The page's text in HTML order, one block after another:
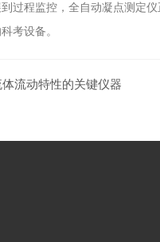
过程监控，全自动凝点测
考设备。
流动特性的关键仪器